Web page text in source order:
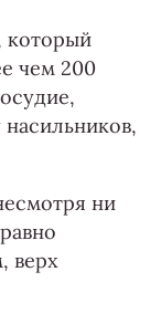
который
чем 200
ни
верх